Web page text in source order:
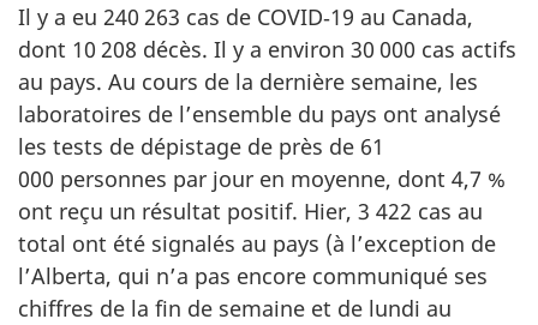
Il y a eu 240 263 cas de COVID‑19 au Canada,
dont 10 208 décès. Il y a environ 30 000 cas actifs
au pays. Au cours de la dernière semaine, les
laboratoires de l’ensemble du pays ont analysé
les tests de dépistage de près de 61
000 personnes par jour en moyenne, dont 4,7 %
ont reçu un résultat positif. Hier, 3 422 cas au
total ont été signalés au pays (à l’exception de
l’Alberta, qui n’a pas encore communiqué ses
chiffres de la fin de semaine et de lundi au